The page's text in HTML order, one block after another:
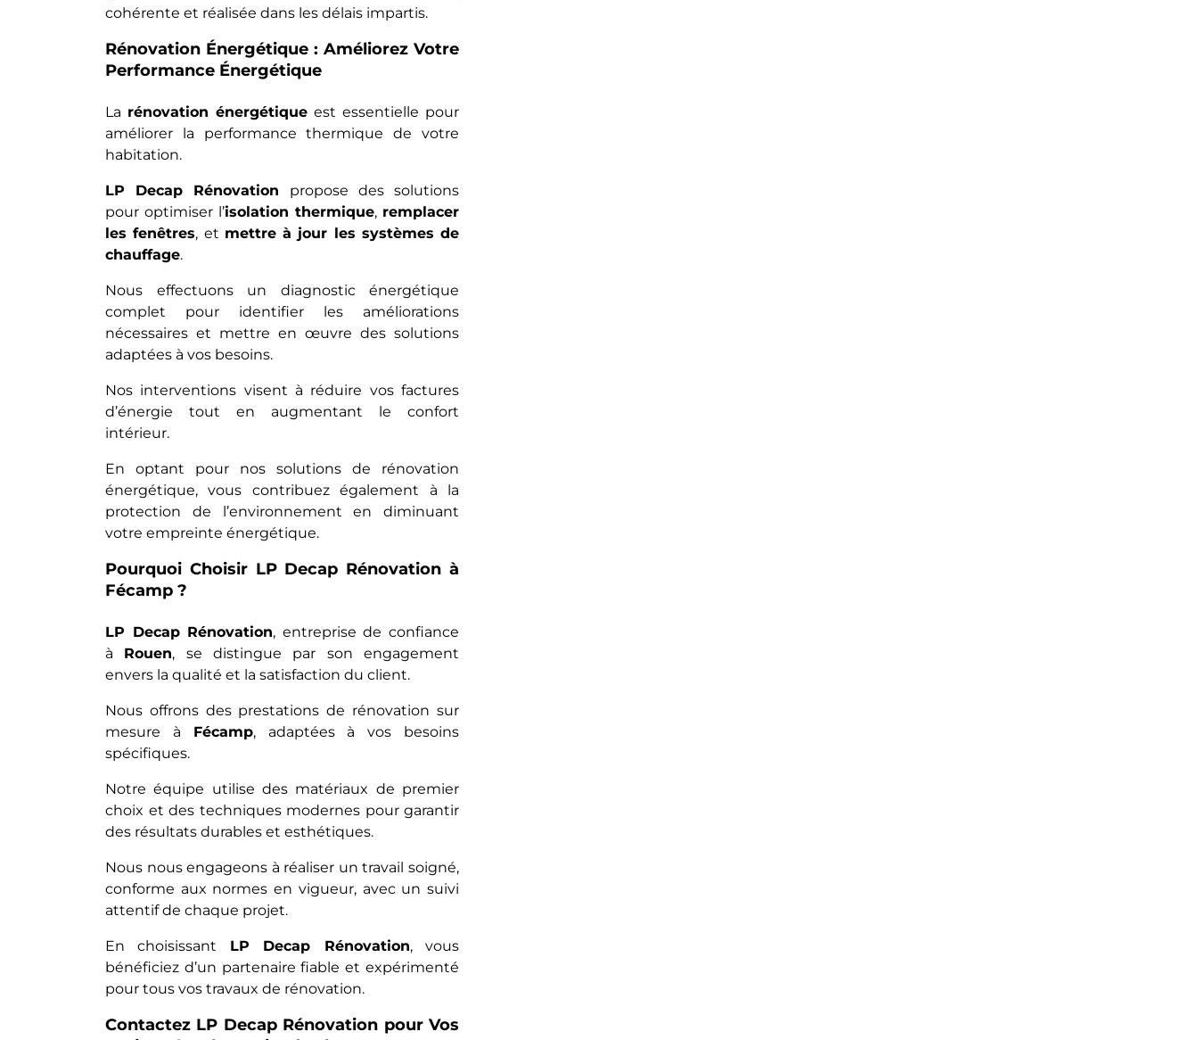
cohérente et réalisée dans les délais impartis.
Rénovation Énergétique : Améliorez Votre
Performance Énergétique
La rénovation énergétique est essentielle pour
améliorer la performance thermique de votre
habitation.
LP Decap Rénovation propose des solutions
pour optimiser l’isolation thermique, remplacer
les fenêtres, et mettre à jour les systèmes de
chauffage.
Nous effectuons un diagnostic énergétique
complet pour identifier les améliorations
nécessaires et mettre en œuvre des solutions
adaptées à vos besoins.
Nos interventions visent à réduire vos factures
d’énergie tout en augmentant le confort
intérieur.
En optant pour nos solutions de rénovation
énergétique, vous contribuez également à la
protection de l’environnement en diminuant
votre empreinte énergétique.
Pourquoi Choisir LP Decap Rénovation à
Fécamp ?
LP Decap Rénovation, entreprise de confiance
à Rouen, se distingue par son engagement
envers la qualité et la satisfaction du client.
Nous offrons des prestations de rénovation sur
mesure à Fécamp, adaptées à vos besoins
spécifiques.
Notre équipe utilise des matériaux de premier
choix et des techniques modernes pour garantir
des résultats durables et esthétiques.
Nous nous engageons à réaliser un travail soigné,
conforme aux normes en vigueur, avec un suivi
attentif de chaque projet.
En choisissant LP Decap Rénovation, vous
bénéficiez d’un partenaire fiable et expérimenté
pour tous vos travaux de rénovation.
Contactez LP Decap Rénovation pour Vos